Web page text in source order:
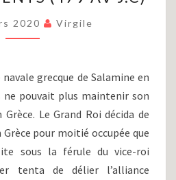
PLATÉES
ET
AFFRONTEMENTS
(479
AV
J.C)
2020 Virgile
grecque de Salamine en
ne pouvait plus maintenir son
Le Grand Roi décida de
pour moitié occupée que
sous la férule du vice-roi
tenta de délier l’alliance